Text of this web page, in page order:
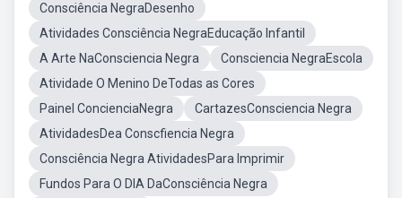
Consciência NegraDesenho
Atividades Consciência NegraEducação Infantil
A Arte NaConsciencia Negra
Consciencia NegraEscola
Atividade O Menino DeTodas as Cores
Painel ConcienciaNegra
CartazesConsciencia Negra
AtividadesDea Conscfiencia Negra
Consciência Negra AtividadesPara Imprimir
Fundos Para O DIA DaConsciência Negra